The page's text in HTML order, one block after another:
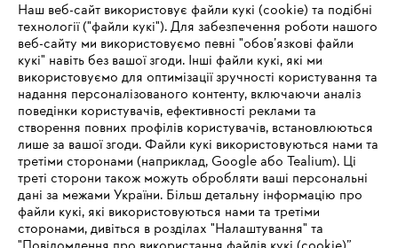
Міжнародне виробництво та дистрибуція
Наш веб-сайт використовує файли кукі (cookie) та подібні
технології ("файли кукі"). Для забезпечення роботи нашого
веб-сайту ми використовуємо певні "обов’язкові файли
кукі" навіть без вашої згоди. Інші файли кукі, які ми
використовуємо для оптимізації зручності користування та
надання персоналізованого контенту, включаючи аналіз
поведінки користувачів, ефективності реклами та
створення повних профілів користувачів, встановлюються
лише за вашої згоди. Файли кукі використовуються нами та
третіми сторонами (наприклад, Google або Tealium). Ці
треті сторони також можуть обробляти ваші персональні
дані за межами України. Більш детальну інформацію про
файли кукі, які використовуються нами та третіми
сторонами, дивіться в розділах "Налаштування" та